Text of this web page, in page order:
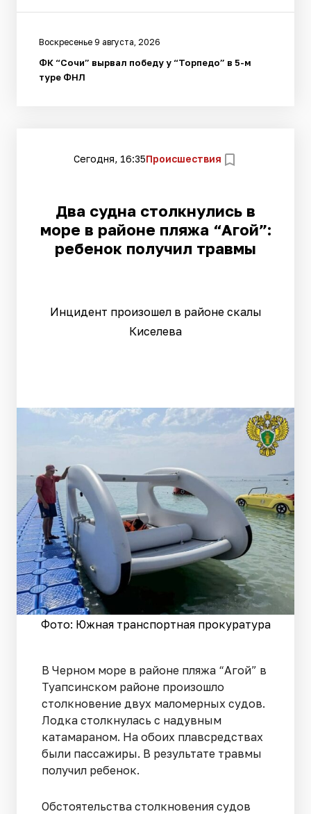
Воскресенье 9 августа, 2026
ФК “Сочи” вырвал победу у “Торпедо” в 5-м
туре ФНЛ
Сегодня, 16:35Происшествия
Два судна столкнулись в
море в районе пляжа “Агой”:
ребенок получил травмы
Инцидент произошел в районе скалы
Киселева
Фото: Южная транспортная прокуратура
В Черном море в районе пляжа “Агой” в
Туапсинском районе произошло
столкновение двух маломерных судов.
Лодка столкнулась с надувным
катамараном. На обоих плавсредствах
были пассажиры. В результате травмы
получил ребенок.
Обстоятельства столкновения судов